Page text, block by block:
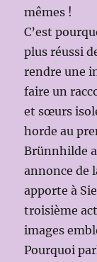
mêmes !
C’est
plus réussi
rendre une
faire un
et sœurs
horde au
Brünnhilde
annonce de
apporte à
troisième
images
Pourquoi